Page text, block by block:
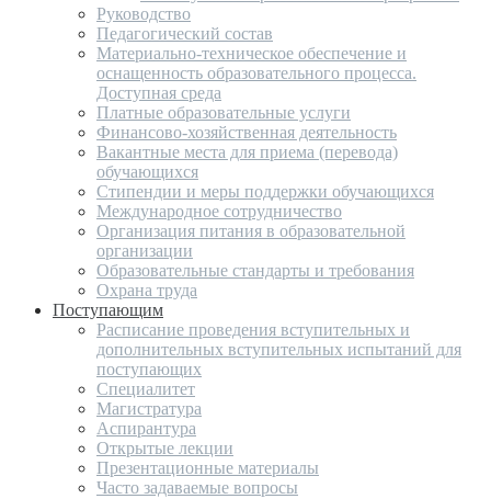
Руководство
Педагогический состав
Материально-техническое обеспечение и
оснащенность образовательного процесса.
Доступная среда
Платные образовательные услуги
Финансово-хозяйственная деятельность
Вакантные места для приема (перевода)
обучающихся
Стипендии и меры поддержки обучающихся
Международное сотрудничество
Организация питания в образовательной
организации
Образовательные стандарты и требования
Охрана труда
Поступающим
Расписание проведения вступительных и
дополнительных вступительных испытаний для
поступающих
Специалитет
Магистратура
Аспирантура
Открытые лекции
Презентационные материалы
Часто задаваемые вопросы